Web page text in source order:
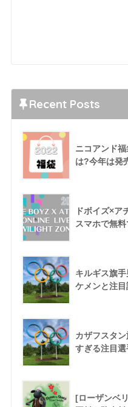
Recent Posts
ニコアンド
は?今年は発
ドボイズ×ア
スマホで無
キルギス旗
ケメンと注目
カザフスタ
すぎる注目選
[ローザンベ